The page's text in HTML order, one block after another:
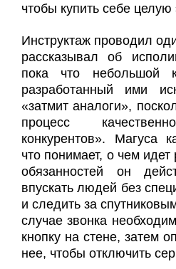
чтобы купить себе
Инструктаж проводил
рассказывал об
пока что небольшой
разработанный ими
«затмит аналоги»,
процесс
конкурентов». Магуса
что понимает, о чем
обязанностей он
впускать людей без
и следить за
случае звонка
кнопку на стене, затем
нее, чтобы отключить